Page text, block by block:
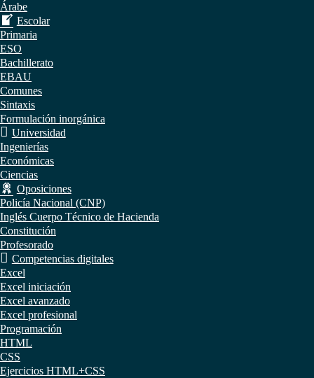
Árabe
Escolar
Primaria
ESO
Bachillerato
EBAU
Comunes
Sintaxis
Formulación inorgánica
Universidad
Ingenierías
Económicas
Ciencias
Oposiciones
Policía Nacional (CNP)
Inglés Cuerpo Técnico de Hacienda
Constitución
Profesorado
Competencias digitales
Excel
Excel iniciación
Excel avanzado
Excel profesional
Programación
HTML
CSS
Ejercicios HTML+CSS